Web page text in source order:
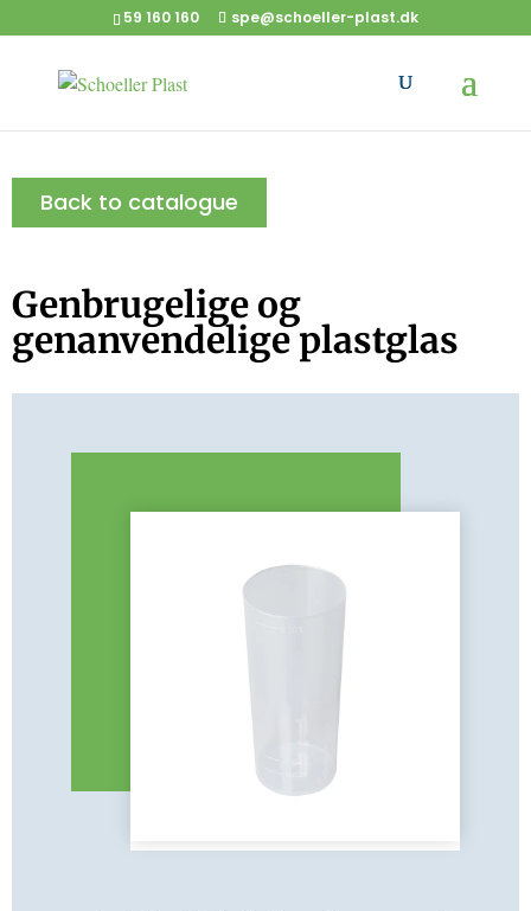
59 160 160 spe@schoeller-plast.dk
Back to catalogue
Genbrugelige og
genanvendelige plastglas